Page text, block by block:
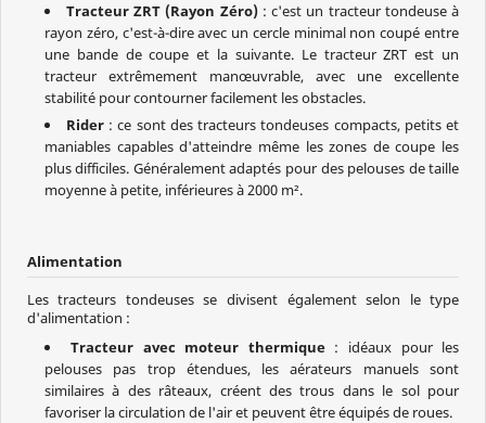
Tracteur ZRT (Rayon Zéro): c'est un tracteur tondeuse à
rayon zéro, c'est-à-dire avec un cercle minimal non coupé entre
une bande de coupe et la suivante. Le tracteur ZRT est un
tracteur extrêmement manœuvrable, avec une excellente
stabilité pour contourner facilement les obstacles.
Rider: ce sont des tracteurs tondeuses compacts, petits et
maniables capables d'atteindre même les zones de coupe les
plus difficiles. Généralement adaptés pour des pelouses de taille
moyenne à petite, inférieures à 2000 m².
Alimentation
Les tracteurs tondeuses se divisent également selon le type
d'alimentation :
Tracteur avec moteur thermique: idéaux pour les
pelouses pas trop étendues, les aérateurs manuels sont
similaires à des râteaux, créent des trous dans le sol pour
favoriser la circulation de l'air et peuvent être équipés de roues.